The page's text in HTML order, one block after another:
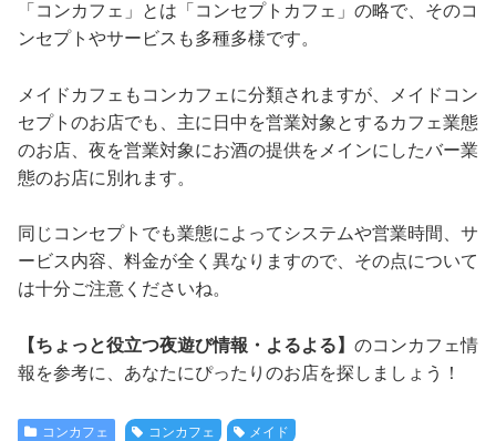
「コンカフェ」とは「コンセプトカフェ」の略で、そのコ
ンセプトやサービスも多種多様です。
メイドカフェもコンカフェに分類されますが、メイドコン
セプトのお店でも、主に日中を営業対象とするカフェ業態
のお店、夜を営業対象にお酒の提供をメインにしたバー業
態のお店に別れます。
同じコンセプトでも業態によってシステムや営業時間、サ
ービス内容、料金が全く異なりますので、その点について
は十分ご注意くださいね。
【ちょっと役立つ夜遊び情報・よるよる】 のコンカフェ情
報を参考に、あなたにぴったりのお店を探しましょう！
コンカフェ コンカフェ メイド